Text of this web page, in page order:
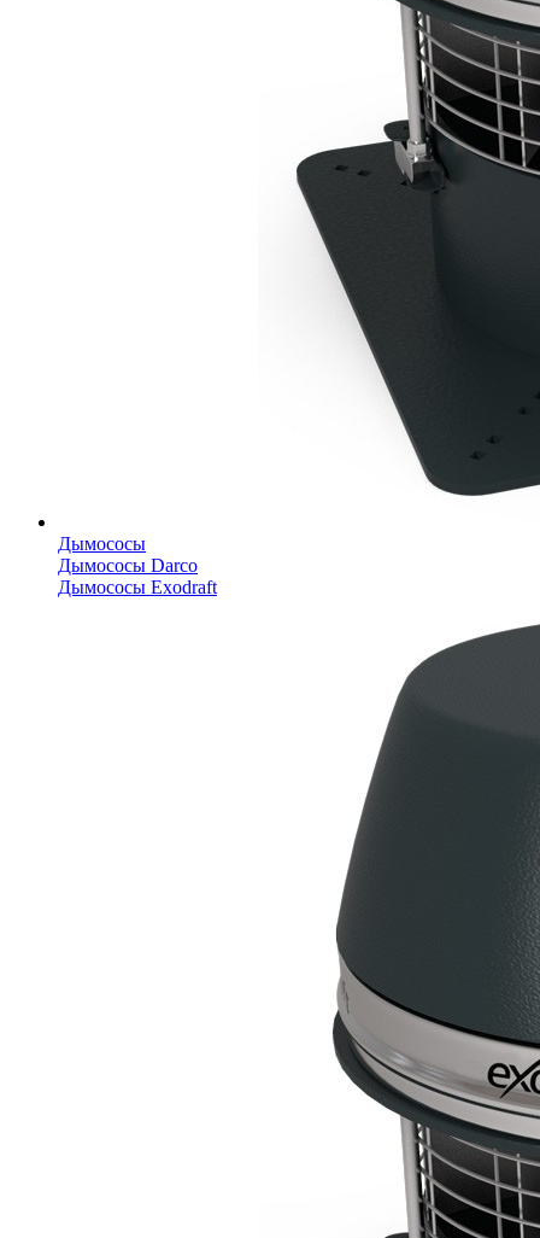
Дымососы
Дымососы Darco
Дымососы Exodraft